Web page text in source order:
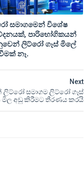
සමාගමෙන් විශේෂ
පාරිභෝගිකයන්
ලිට්රෝ ගෑස් මිලේ
නෑ.
Next
ලිට්රෝ සමාගම ලිට්රෝ ගෑස්
අඩු කිරීමට තීරණය කරයි